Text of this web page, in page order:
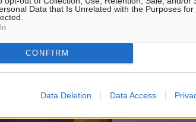
Data that Is Unrelated with the Purposes for
CONFIRM
Data Deletion Data Access
στην κοινοπραξία της
η γερμανική Fraport
πρωί της Δευτέρας
αφορμή την ...
φιλάθλους της
ξεκινήσει η
16.12.15, 18:01